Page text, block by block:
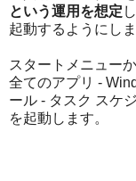
という運用を想定
起動するようにしま
スタートメニュー
全てのアプリ -
ール - タスク スケ
を起動します。